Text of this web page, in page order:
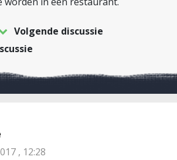
Volgende discussie
, 12:28